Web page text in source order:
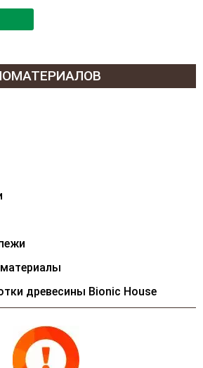
древесины Bionic House